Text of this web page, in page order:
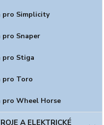
pro Simplicity
pro Snaper
pro Stiga
pro Toro
pro Wheel Horse
A ELEKTRICKÉ